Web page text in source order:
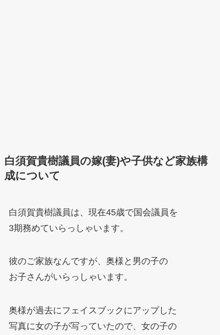
白須賀貴樹議員の嫁(妻)や子供など家族構
成について
白須賀貴樹議員は、現在45歳で国会議員を
3期務めていらっしゃいます。
彼のご家族なんですが、奥様と男の子の
お子さんがいらっしゃいます。
奥様が過去にフェイスブックにアップした
写真に女の子が写っていたので、女の子の